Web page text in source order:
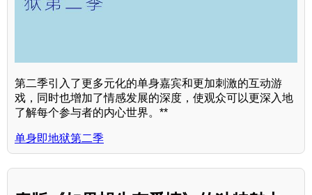
第二季引入了更多元化的单身嘉宾和更加刺激的互动游
戏，同时也增加了情感发展的深度，使观众可以更深入地
了解每个参与者的内心世界。**
单身即地狱第二季